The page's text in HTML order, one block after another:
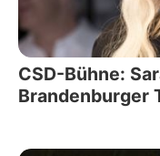
CSD-Bühne:
Brandenburger